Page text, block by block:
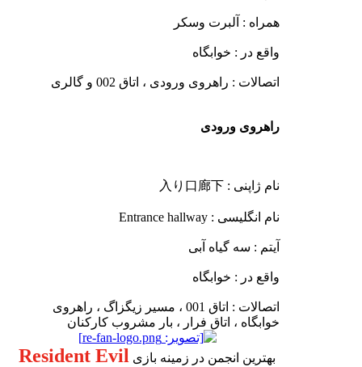
همراه : آلبرت وسکر
واقع در : خوابگاه
اتصالات : راهروی ورودی ، اتاق 002 و گالری
راهروی ورودی
نام ژاپنی : 入り口廊下
نام انگلیسی : Entrance hallway
آیتم : سه گیاه آبی
واقع در : خوابگاه
اتصالات : اتاق 001 ، مسیر زیگزاگ ، راهروی
خوابگاه ، اتاق فرار ، بار مشروب کارکنان
بهترین انجمن در زمینه بازی Resident Evil